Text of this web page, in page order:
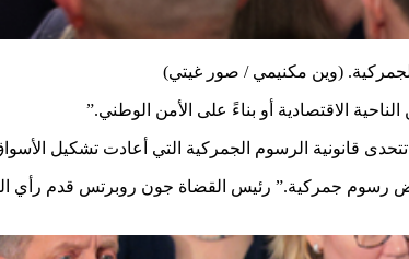
(وين مكنيمي / صور غيتي)
الاقتصادية أو بناءً على الأمن الوطني.”
قانونية الرسوم الجمركية التي أعادت تشكيل الأسواق
يخول الرئيس فرض رسوم جمركية.” رئيس القضاة جون روبرتس